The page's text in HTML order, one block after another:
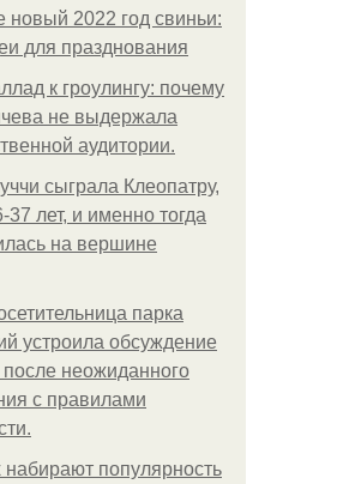
новый 2022 год свиньи:
для празднования
к гроулингу: почему
не выдержала
аудитории.
сыграла Клеопатру,
лет, и именно тогда
на вершине
парка
устроила обсуждение
после неожиданного
с правилами
набирают популярность